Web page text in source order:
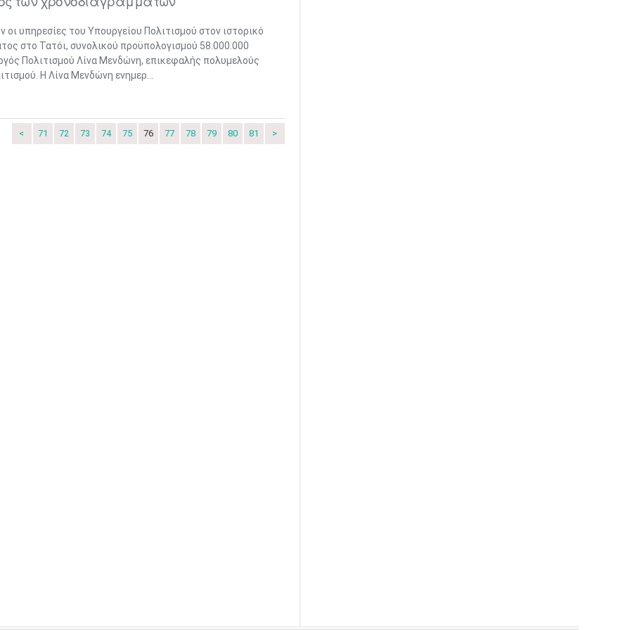
υπηρεσίες του Υπουργείου Πολιτισμού στον ιστορικό
στο Τατόι, συνολικού προϋπολογισμού 58.000.000
Πολιτισμού Λίνα Μενδώνη, επικεφαλής πολυμελούς
Η Λίνα Μενδώνη ενημερ...
< 71 72 73 74 75 76 77 78 79 80 81 >